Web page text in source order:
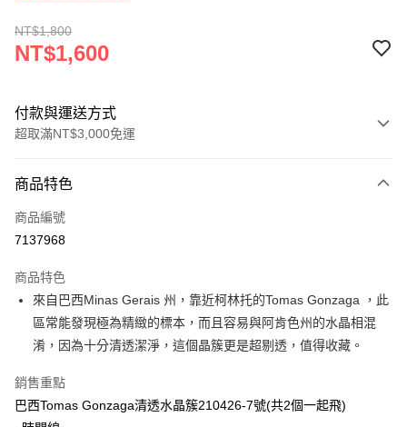
NT$1,800
NT$1,600
付款與運送方式
超取滿NT$3,000免運
信用卡一次付款
超商取貨付款
Apple Pay
街口支付
商品特色
商品編號
7137968
商品特色
來自巴西Minas Gerais 州，靠近柯林托的Tomas Gonzaga ，此
區常能發現極為精緻的標本，而且容易與阿肯色州的水晶相混
淆，因為十分清透潔淨，這個晶簇更是超剔透，值得收藏。
銷售重點
巴西Tomas Gonzaga清透水晶簇210426-7號(共2個一起飛)